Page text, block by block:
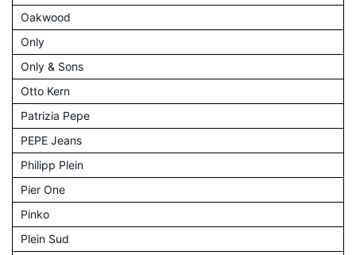
Oakwood
Only
Only & Sons
Otto Kern
Patrizia Pepe
PEPE Jeans
Philipp Plein
Pier One
Pinko
Plein Sud